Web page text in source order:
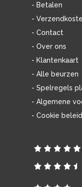
- Betalen
-
- Contact
- Over ons
- Klantenkaart
- Alle beurzen
- Spelregels
- Algemene
- Cookie beleid